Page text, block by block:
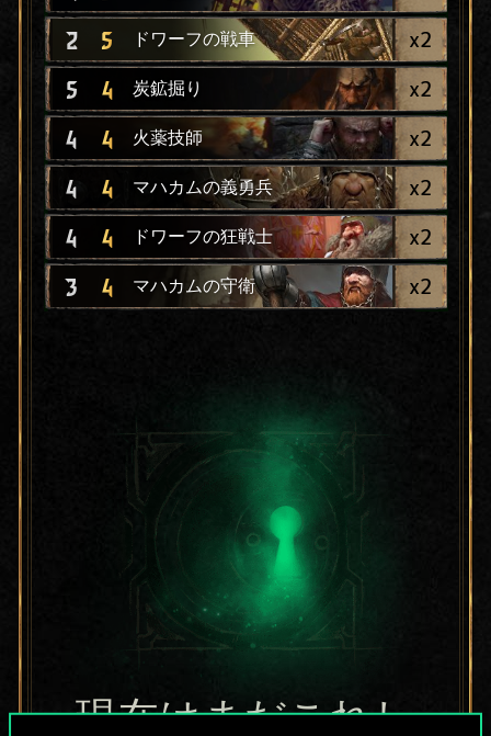
2 5 ドワーフの戦車 x2
5 4 炭鉱掘り x2
4 4 火薬技師 x2
4 4 マハカムの義勇兵 x2
4 4 ドワーフの狂戦士 x2
3 4 マハカムの守衛 x2
現在はまだこれし